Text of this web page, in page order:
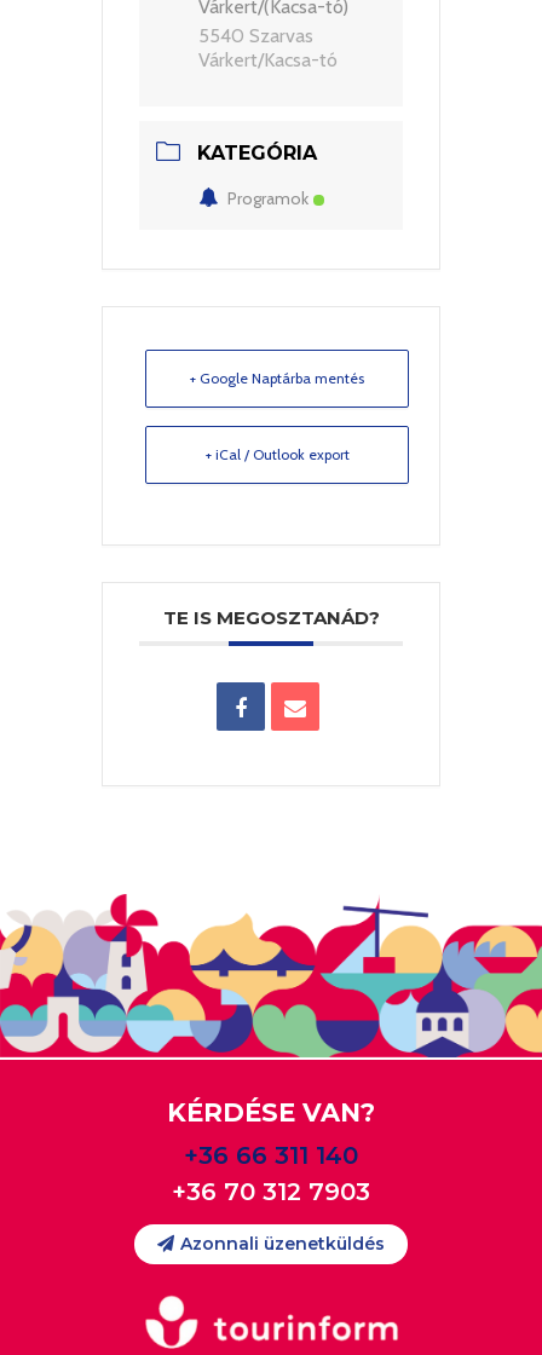
Várkert/(Kacsa-tó)
5540 Szarvas
Várkert/Kacsa-tó
KATEGÓRIA
Programok
+ Google Naptárba mentés
+ iCal / Outlook export
TE IS MEGOSZTANÁD?
KÉRDÉSE VAN?
+36 66 311 140
+36 70 312 7903
Azonnali üzenetküldés